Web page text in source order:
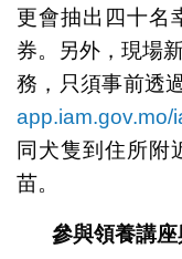
更會抽出四十名
券。另外，現場
務，只須事前透
app.iam.gov.mo/
同犬隻到住所附
苗。
參與領養講